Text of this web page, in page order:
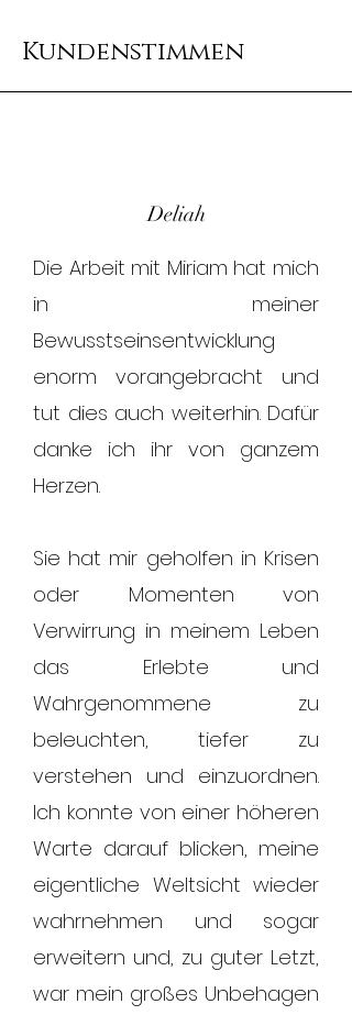
Kundenstimmen
Deliah
Die Arbeit mit Miriam hat mich
in meiner
Bewusstseinsentwicklung
enorm vorangebracht und
tut dies auch weiterhin. Dafür
danke ich ihr von ganzem
Herzen.
Sie hat mir geholfen in Krisen
oder Momenten von
Verwirrung in meinem Leben
das Erlebte und
Wahrgenommene zu
beleuchten, tiefer zu
verstehen und einzuordnen.
Ich konnte von einer höheren
Warte darauf blicken, meine
eigentliche Weltsicht wieder
wahrnehmen und sogar
erweitern und, zu guter Letzt,
war mein großes Unbehagen